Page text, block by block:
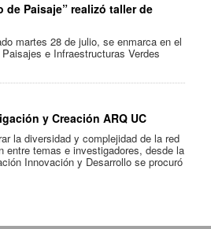
de Paisaje” realizó taller de
martes 28 de julio, se enmarca en el
e Infraestructuras Verdes
y Creación ARQ UC
la diversidad y complejidad de la red
entre temas e investigadores, desde la
Innovación y Desarrollo se procuró